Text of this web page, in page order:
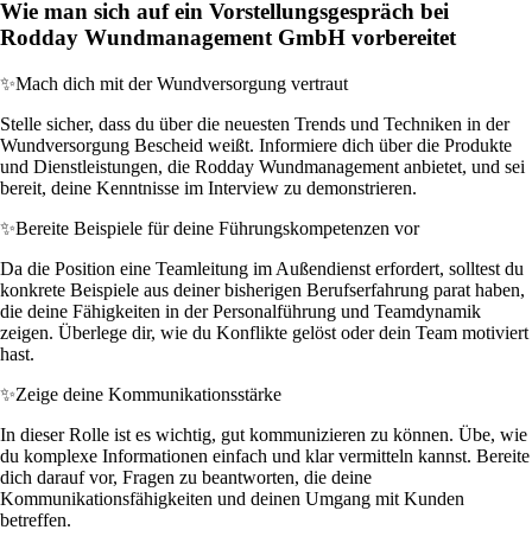
Wie man sich auf ein Vorstellungsgespräch bei
Rodday Wundmanagement GmbH vorbereitet
✨Mach dich mit der Wundversorgung vertraut
Stelle sicher, dass du über die neuesten Trends und Techniken in der
Wundversorgung Bescheid weißt. Informiere dich über die Produkte
und Dienstleistungen, die Rodday Wundmanagement anbietet, und sei
bereit, deine Kenntnisse im Interview zu demonstrieren.
✨Bereite Beispiele für deine Führungskompetenzen vor
Da die Position eine Teamleitung im Außendienst erfordert, solltest du
konkrete Beispiele aus deiner bisherigen Berufserfahrung parat haben,
die deine Fähigkeiten in der Personalführung und Teamdynamik
zeigen. Überlege dir, wie du Konflikte gelöst oder dein Team motiviert
hast.
✨Zeige deine Kommunikationsstärke
In dieser Rolle ist es wichtig, gut kommunizieren zu können. Übe, wie
du komplexe Informationen einfach und klar vermitteln kannst. Bereite
dich darauf vor, Fragen zu beantworten, die deine
Kommunikationsfähigkeiten und deinen Umgang mit Kunden
betreffen.